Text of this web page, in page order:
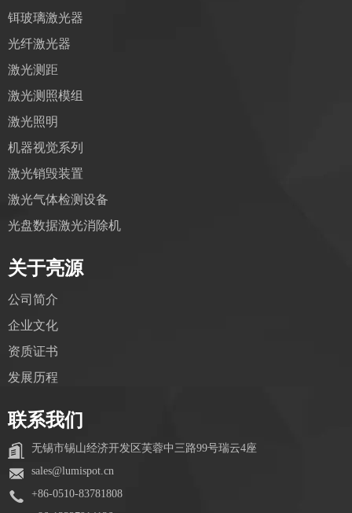
铒玻璃激光器
光纤激光器
激光测距
激光测照模组
激光照明
机器视觉系列
激光销毁装置
激光气体检测设备
光盘数据激光消除机
关于亮源
公司简介
企业文化
资质证书
发展历程
联系我们
无锡市锡山经济开发区芙蓉中三路99号瑞云4座
sales@lumispot.cn
+86-0510-83781808